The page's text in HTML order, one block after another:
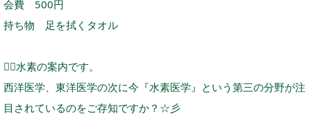
会費 500円
持ち物 足を拭くタオル
👇🏽水素の案内です。
西洋医学、東洋医学の次に今『水素医学』という第三の分野が注
目されているのをご存知ですか？☆彡